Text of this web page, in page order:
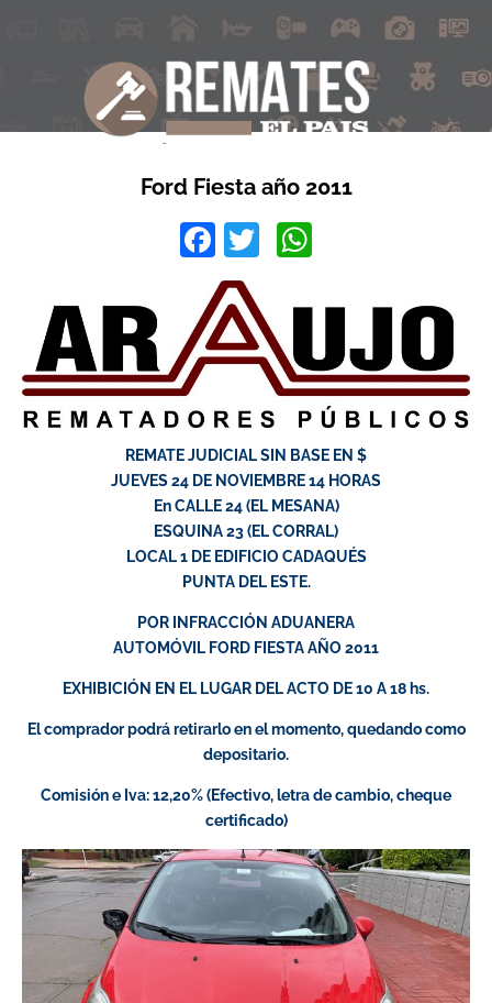
Ford Fiesta año 2011
Facebook
Twitter
REMATE JUDICIAL SIN BASE EN $
JUEVES 24 DE NOVIEMBRE 14 HORAS
En CALLE 24 (EL MESANA)
ESQUINA 23 (EL CORRAL)
LOCAL 1 DE EDIFICIO CADAQUÉS
PUNTA DEL ESTE.
POR INFRACCIÓN ADUANERA
AUTOMÓVIL FORD FIESTA AÑO 2011
EXHIBICIÓN EN EL LUGAR DEL ACTO DE 10 A 18 hs.
El comprador podrá retirarlo en el momento, quedando como
depositario.
Comisión e Iva: 12,20% (Efectivo, letra de cambio, cheque
certificado)